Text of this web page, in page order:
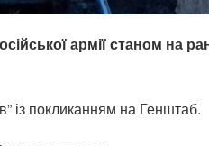
армії станом на
із покликанням на Генштаб.